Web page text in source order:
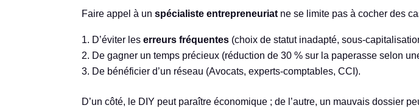
Faire appel à unspécialiste entrepreneuriat ne se limite pas à cocher des
D’éviter leserreurs fréquentes (choix de statut inadapté, sous-
De gagner un temps précieux (réduction de 30 % sur la paperasse selon
De bénéficier d’un réseau (Avocats, experts-comptables, CCI).
D’un côté, le DIY peut paraître économique ; de l’autre, un mauvais dossier